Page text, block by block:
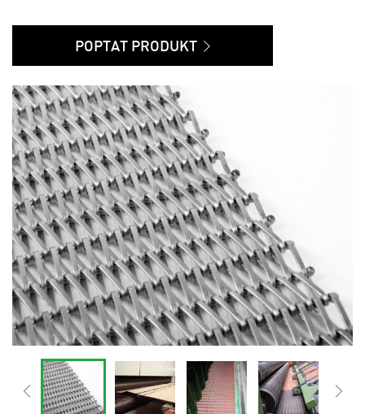
POPTAT PRODUKT